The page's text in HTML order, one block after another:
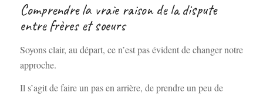
Comprendre la vraie raison de la dispute
entre frères et soeurs
Soyons clair, au départ, ce n’est pas évident de changer notre
approche.
Il s’agit de faire un pas en arrière, de prendre un peu de